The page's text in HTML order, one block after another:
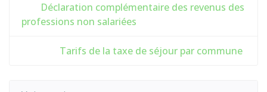
Déclaration complémentaire des revenus des
professions non salariées
Tarifs de la taxe de séjour par commune